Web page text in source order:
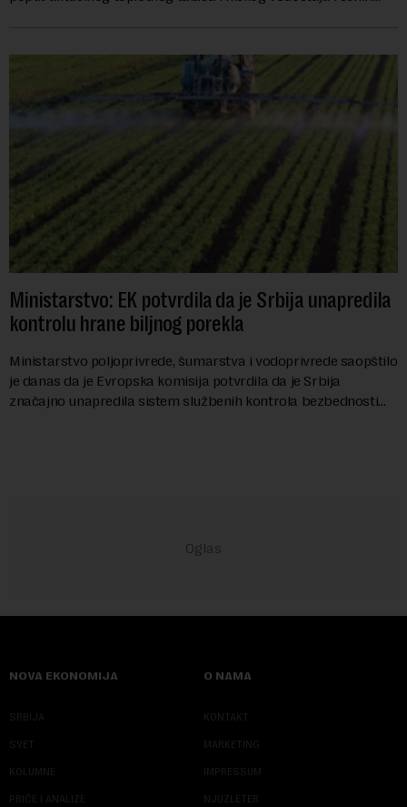
Ministarstvo: EK potvrdila da je Srbija unapredila
kontrolu hrane biljnog porekla
Ministarstvo poljoprivrede, šumarstva i vodoprivrede saopštilo
je danas da je Evropska komisija potvrdila da je Srbija
značajno unapredila sistem službenih kontrola bezbednosti
NOVA EKONOMIJA
SRBIJA
SVET
KOLUMNE
PRIČE I ANALIZE
O NAMA
KONTAKT
MARKETING
IMPRESSUM
NJUZLETER